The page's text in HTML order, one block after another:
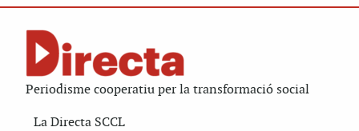
Periodisme cooperatiu per la transformació social
La Directa SCCL